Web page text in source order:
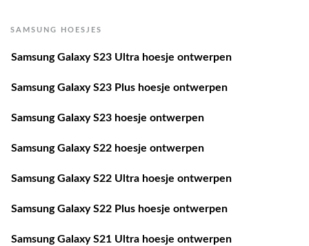
SAMSUNG HOESJES
Samsung Galaxy S23 Ultra hoesje ontwerpen
Samsung Galaxy S23 Plus hoesje ontwerpen
Samsung Galaxy S23 hoesje ontwerpen
Samsung Galaxy S22 hoesje ontwerpen
Samsung Galaxy S22 Ultra hoesje ontwerpen
Samsung Galaxy S22 Plus hoesje ontwerpen
Samsung Galaxy S21 Ultra hoesje ontwerpen